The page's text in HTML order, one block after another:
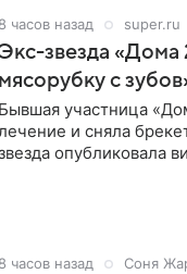
8 часов назад super.ru
звезда
мясорубку с
Бывшая участница
и сняла
опубликовала
8 часов назад Соня